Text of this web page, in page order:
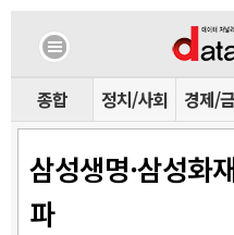
종합 정치/사회 경제/
삼성생명·삼성화
파